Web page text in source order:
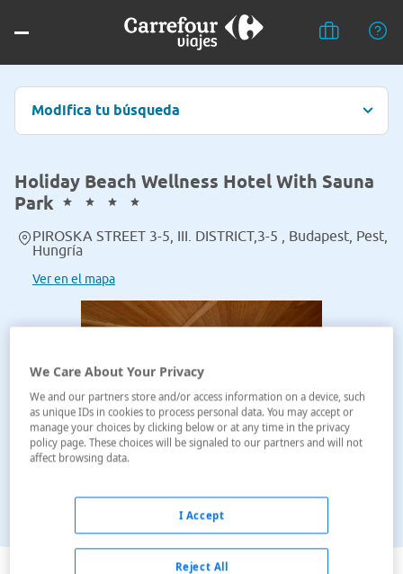
Modifica tu búsqueda
Holiday Beach Wellness Hotel With Sauna
Park
PIROSKA STREET 3-5, III. DISTRICT,3-5 , Budapest, Pest,
Hungría
Ver en el mapa
Ver en el mapa
We Care About Your Privacy
We and our partners store and/or access information on a device, such
as unique IDs in cookies to process personal data. You may accept or
manage your choices by clicking below or at any time in the privacy
policy page. These choices will be signaled to our partners and will not
affect browsing data.
Reject All
I Accept